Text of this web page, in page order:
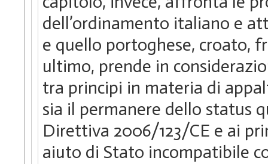
dell’ordinamento italiano e
e quello portoghese, croato,
ultimo, prende in
tra principi in materia di
sia il permanere dello status
Direttiva 2006/123/CE e ai
aiuto di Stato incompatibile